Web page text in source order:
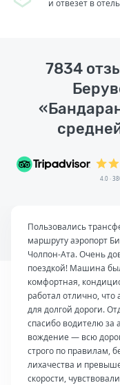
и отвезет в
7834
4.0 ·
Пользовались
маршруту аэропорт
Чолпон-Ата. Очень
поездкой! Машина
комфортная,
работал отлично, что
для долгой дороги.
спасибо водителю за
вождение — всю
строго по правилам,
лихачества и
скорости,